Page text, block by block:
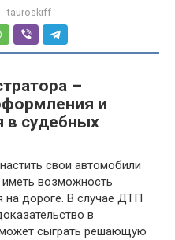
tauroskiff
–
и
в судебных
свои автомобили
возможность
на дороге. В случае ДТП
в
может сыграть решающую